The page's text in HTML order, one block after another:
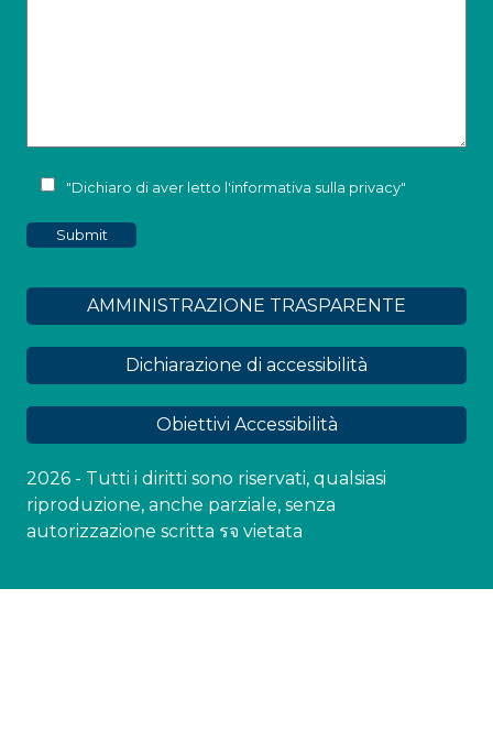
"Dichiaro di aver letto l'informativa sulla privacy"
AMMINISTRAZIONE TRASPARENTE
Dichiarazione di accessibilità
Obiettivi Accessibilità
2026 - Tutti i diritti sono riservati, qualsiasi
riproduzione, anche parziale, senza
autorizzazione scritta รจ vietata